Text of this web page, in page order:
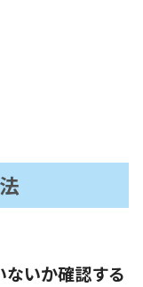
いか確認する